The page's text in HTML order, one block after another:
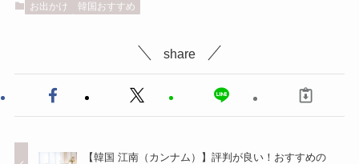
お出かけ 韓国おすすめ
share
【韓国 江南（カンナム）】評判が良い！おすすめの